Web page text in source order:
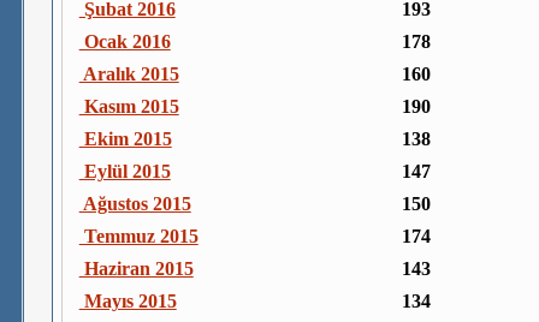
Şubat 2016
193
Ocak 2016
178
Aralık 2015
160
Kasım 2015
190
Ekim 2015
138
Eylül 2015
147
Ağustos 2015
150
Temmuz 2015
174
Haziran 2015
143
Mayıs 2015
134